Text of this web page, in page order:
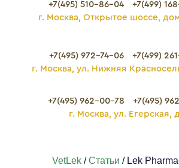
+7(495) 510-86-04
+7(499)
г. Москва, Открытое шоссе,
+7(495) 972-74-06
+7(499)
г. Москва, ул. Нижняя
+7(495) 962-00-78
+7(495)
г. Москва, ул. Егерская,
VetLek /Статьи / Lek